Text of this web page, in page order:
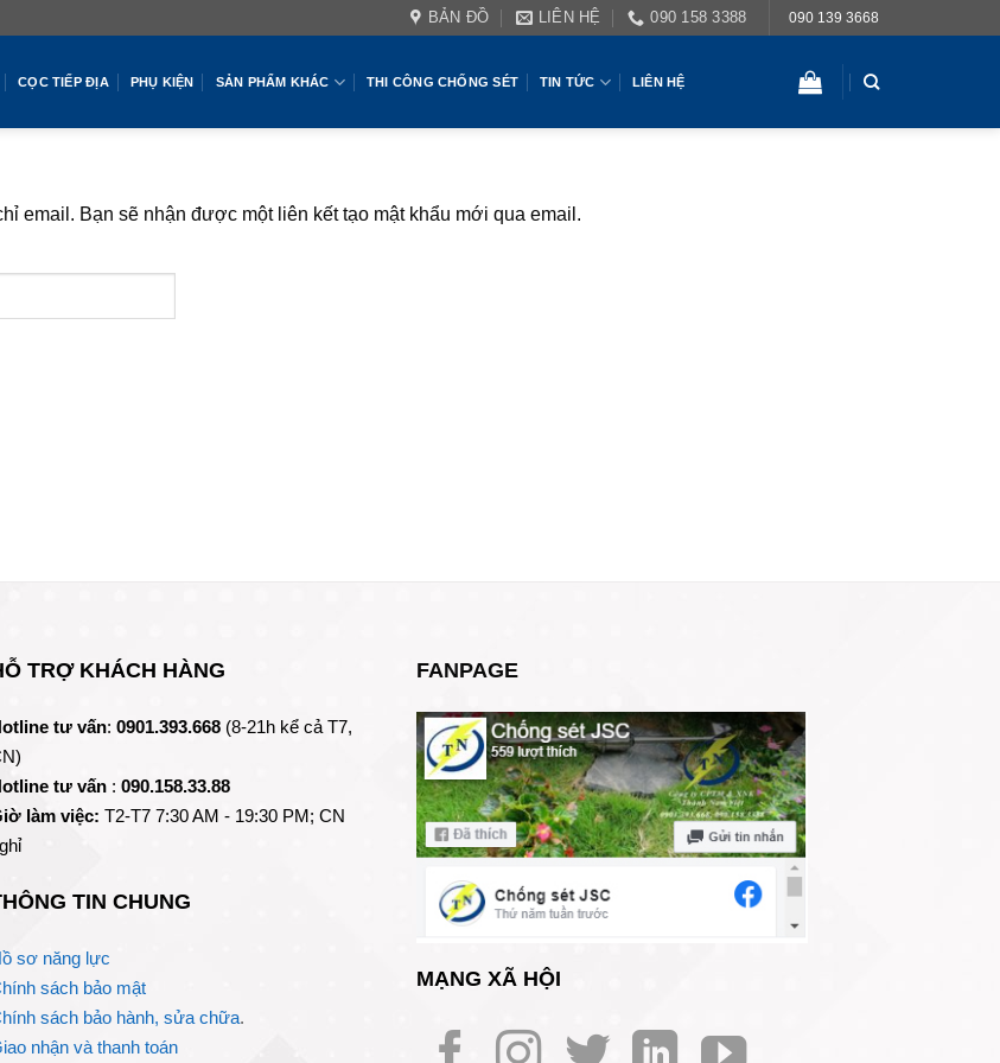
BẢN ĐỒ LIÊN HỆ 090 158 3388 090 139 3668
CỌC TIẾP ĐỊA PHỤ KIỆN SẢN PHẨM KHÁC THI CÔNG CHỐNG SÉT TIN TỨC LIÊN HỆ
email. Bạn sẽ nhận được một liên kết tạo mật khẩu mới qua email.
TRỢ KHÁCH HÀNG
tư vấn: 0901.393.668 (8-21h kể cả T7,
tư vấn : 090.158.33.88
làm việc: T2-T7 7:30 AM - 19:30 PM; CN
TIN CHUNG
sơ năng lực
sách bảo mật
sách bảo hành, sửa chữa.
nhận và thanh toán
FANPAGE
MẠNG XÃ HỘI